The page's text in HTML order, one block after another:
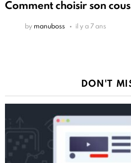
Comment choisir son
by manuboss il y a 7 ans
DON'T